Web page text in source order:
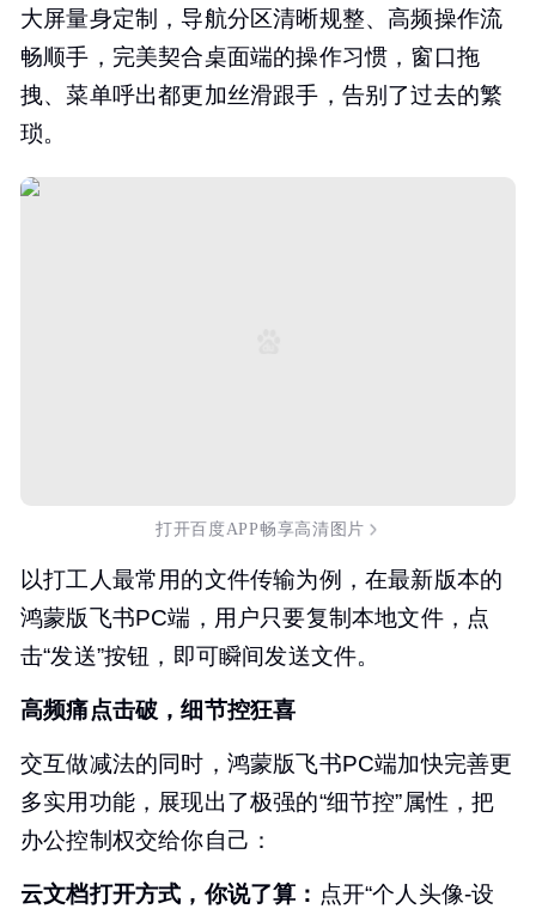
大屏量身定制，导航分区清晰规整、高频操作流
畅顺手，完美契合桌面端的操作习惯，窗口拖
拽、菜单呼出都更加丝滑跟手，告别了过去的繁
琐。
打开百度APP畅享高清图片
以打工人最常用的文件传输为例，在最新版本的
鸿蒙版飞书PC端，用户只要复制本地文件，点
击“发送”按钮，即可瞬间发送文件。
高频痛点击破，细节控狂喜
交互做减法的同时，鸿蒙版飞书PC端加快完善更
多实用功能，展现出了极强的“细节控”属性，把
办公控制权交给你自己：
云文档打开方式 ，你说了算 ： 点开“个人头像-设